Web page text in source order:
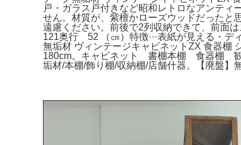
戸・ガラス戸付きなど昭和レトロなアンテ
せん。材質が、紫檀かローズウッドだったと
遠慮ください。前後で2列収納できて、前面
121奥行 52 （㎝）特徴···表紙が見える・デ
無垢材 ヴィンテージキャビネットZX 食器棚
180cm。キャビネット 書棚本棚 食器棚
垢材/本棚/飾り棚/収納棚/店舗什器。【廃盤